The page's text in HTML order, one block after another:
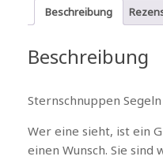
Beschreibung
Beschreibung
Sternschnuppen
Wer eine sieht, ist ein
einen Wunsch. Sie sind